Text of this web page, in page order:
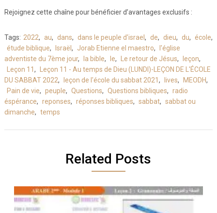
Rejoignez cette chaîne pour bénéficier d’avantages exclusifs :
Tags: 2022, au, dans, dans le peuple d'israel , de, dieu, du, école,
étude biblique, Israël , Jorab Etienne el maestro,
l'église
adventiste du 7ème jour, la bible, le, Le retour de Jésus, leçon,
Leçon 11 ,
Leçon 11 - Au temps de Dieu (LUNDI)-LEÇON DE L'ÉCOLE
DU SABBAT 2022, leçon de l'école du sabbat 2021 , lives, MEODH,
Pain de vie, peuple, Questions, Questions bibliques, radio
éspérance, reponses, réponses bibliques, sabbat, sabbat ou
dimanche, temps
Related Posts